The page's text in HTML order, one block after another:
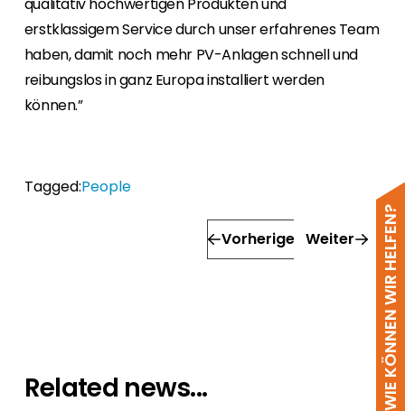
WIE KÖNNEN WIR HELFEN?
erstklassigem Service durch unser erfahrenes Team
haben, damit noch mehr PV-Anlagen schnell und
reibungslos in ganz Europa installiert werden
können.”
Tagged:People
Vorherige Weiter
Related news...